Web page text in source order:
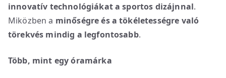
innovatív technológiákat a sportos dizájnnal.
Miközben a minőségre és a tökéletességre való
törekvés mindig a legfontosabb.
Több, mint egy óramárka